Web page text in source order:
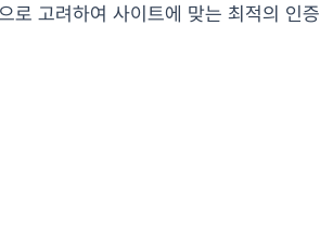
로 고려하여 사이트에 맞는 최적의 인증